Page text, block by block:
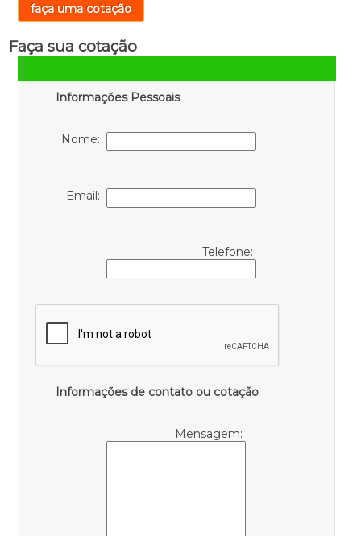
faça uma cotação
Faça sua cotação
Informações Pessoais
Nome:
Email:
Telefone:
Informações de contato ou cotação
Mensagem: